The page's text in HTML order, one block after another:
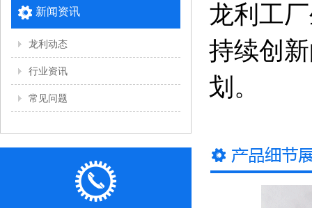
新闻资讯
龙利动态
行业资讯
常见问题
龙利工
持续创
划。